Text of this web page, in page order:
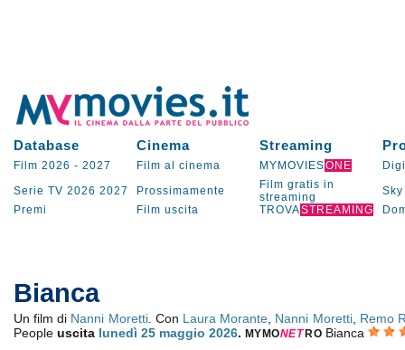
Database Cinema Streaming
Film 2026 - 2027 Film al cinema MYMOVIESONE
Serie TV 2026 2027 Prossimamente
Film gratis in
streaming
Sky
Premi
Film uscita TROVASTREAMING
Bianca
Un film di Nanni Moretti. Con Laura Morante Nanni Moretti, Remo
People uscita lunedì 25 maggio 2026. MYMONET RO Bianca